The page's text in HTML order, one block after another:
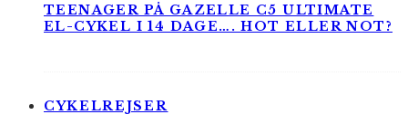
TEENAGER PÅ GAZELLE C5 ULTIMATE
EL-CYKEL I 14 DAGE…. HOT ELLER NOT?
CYKELREJSER